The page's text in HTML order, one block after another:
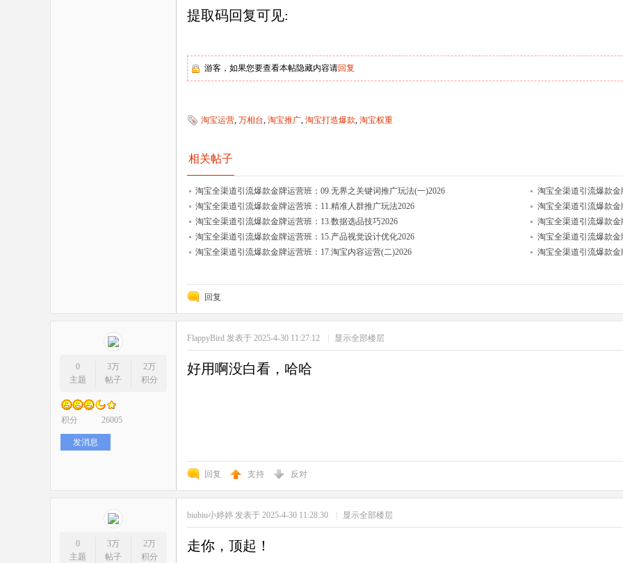
提取码回复可见:
游客，如果您要查看本帖隐藏内容请回复
淘宝运营 万相台 淘宝推广 淘宝打造爆款 淘宝权重
相关帖子
淘宝全渠道引流爆款金牌运营班：09.无界之关键词推广玩法(一)2026
淘宝全渠道引流爆款
淘宝全渠道引流爆款金牌运营班：11.精准人群推广玩法2026
淘宝全渠道引流爆款金
淘宝全渠道引流爆款金牌运营班：13.数据选品技巧2026
淘宝全渠道引流爆款金
淘宝全渠道引流爆款金牌运营班：15.产品视觉设计优化2026
淘宝全渠道引流爆款金
淘宝全渠道引流爆款金牌运营班：17.淘宝内容运营(二)2026
淘宝全渠道引流爆款金
回复
0
主题
3万
帖子
2万
积分
积分 26005
发消息
FlappyBird 发表于 2025-4-30 11:27:12 | 显示全部楼层
好用啊没白看，哈哈
回复 支持 反对
0
主题
3万
帖子
2万
积分
biubiu小婷婷 发表于 2025-4-30 11:28:30 | 显示全部楼层
走你，顶起！